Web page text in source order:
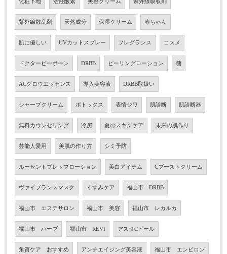
化粧下地 活性酸素 美容クリーム 紫外線吸収剤
紫外線散乱剤 天然成分 保湿クリーム 赤ちゃん
肌に優しい UVカットスプレー フレグランス コスメ
ドクタービーボーン DRBB ピーリングローション 糖
ACグロウエッセンス 導入美容液 DRBB取扱い
シャープクリーム ボトックス 表情ジワ 肌診断 肌診断器
無料カウンセリング 冷房 夏のスキンケア 未来の肌作り
芸能人愛用 美肌の作り方 シミ予防
ルーセントプレップローション 美白アイテム Cブーストクリーム
ヴァイブランスマスク くすみケア 福山市 DRBB
福山市 エステサロン 福山市 美容 福山市 レカルカ
福山市 ハーブ 福山市 REVI アスタCピール
角質ケア おすすめ アンチエイジング美容液 福山市 エンビロン